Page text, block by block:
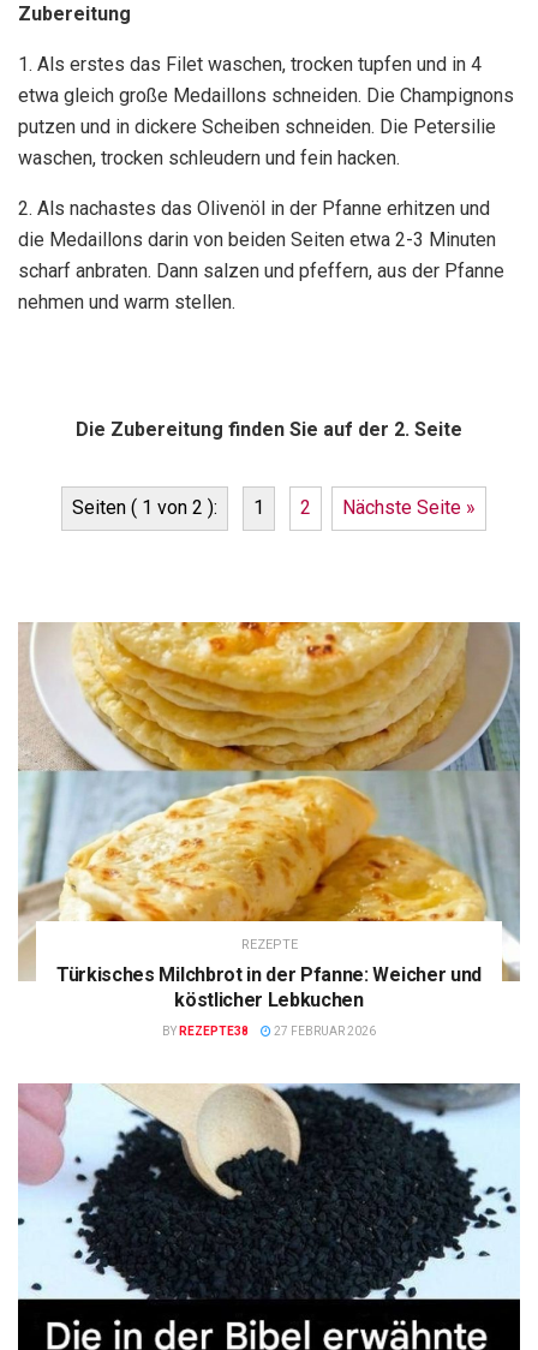
Zubereitung
1. Als erstes das Filet waschen, trocken tupfen und in 4
etwa gleich große Medaillons schneiden. Die Champignons
putzen und in dickere Scheiben schneiden. Die Petersilie
waschen, trocken schleudern und fein hacken.
2. Als nachastes das Olivenöl in der Pfanne erhitzen und
die Medaillons darin von beiden Seiten etwa 2-3 Minuten
scharf anbraten. Dann salzen und pfeffern, aus der Pfanne
nehmen und warm stellen.
Die Zubereitung finden Sie auf der 2. Seite
Seiten ( 1 von 2 ): 1 2 Nächste Seite »
REZEPTE
Türkisches Milchbrot in der Pfanne: Weicher und
köstlicher Lebkuchen
BY REZEPTE38 27 FEBRUAR 2026